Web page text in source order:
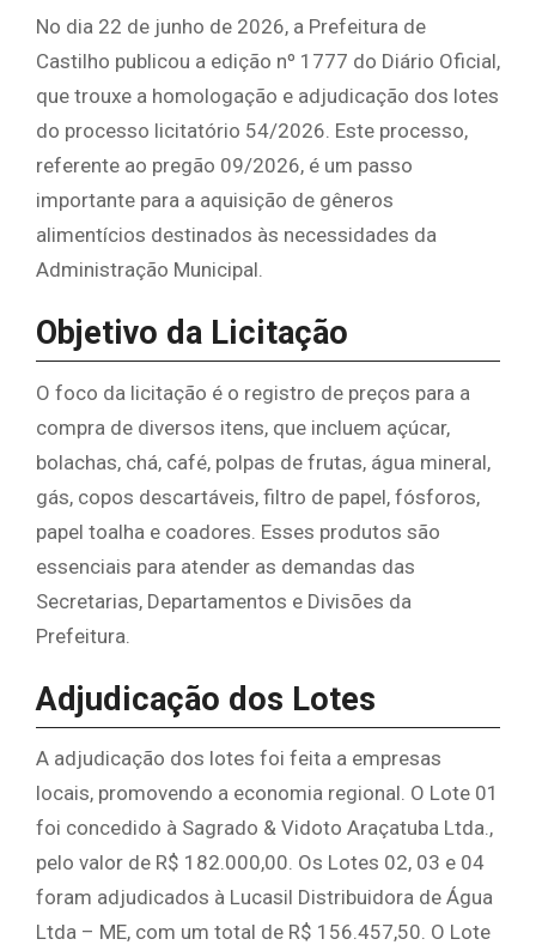
No dia 22 de junho de 2026, a Prefeitura de
Castilho publicou a edição nº 1777 do Diário Oficial,
que trouxe a homologação e adjudicação dos lotes
do processo licitatório 54/2026. Este processo,
referente ao pregão 09/2026, é um passo
importante para a aquisição de gêneros
alimentícios destinados às necessidades da
Administração Municipal.
Objetivo da Licitação
O foco da licitação é o registro de preços para a
compra de diversos itens, que incluem açúcar,
bolachas, chá, café, polpas de frutas, água mineral,
gás, copos descartáveis, filtro de papel, fósforos,
papel toalha e coadores. Esses produtos são
essenciais para atender as demandas das
Secretarias, Departamentos e Divisões da
Prefeitura.
Adjudicação dos Lotes
A adjudicação dos lotes foi feita a empresas
locais, promovendo a economia regional. O Lote 01
foi concedido à Sagrado & Vidoto Araçatuba Ltda.,
pelo valor de R$ 182.000,00. Os Lotes 02, 03 e 04
foram adjudicados à Lucasil Distribuidora de Água
Ltda – ME, com um total de R$ 156.457,50. O Lote